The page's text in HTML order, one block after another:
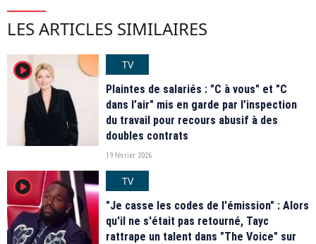
LES ARTICLES SIMILAIRES
player2
TV
Plaintes de salariés : "C à vous" et "C
dans l’air" mis en garde par l’inspection
du travail pour recours abusif à des
doubles contrats
19 février 2026
player2
TV
"Je casse les codes de l'émission" : Alors
qu'il ne s'était pas retourné, Tayc
rattrape un talent dans "The Voice" sur